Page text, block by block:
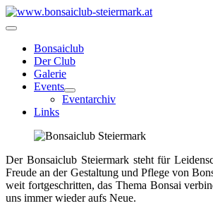
Bonsaiclub
Der Club
Galerie
Events
Eventarchiv
Links
Der Bonsaiclub Steiermark steht für
Freude an der Gestaltung und Pflege von
weit fortgeschritten, das Thema Bonsai
uns immer wieder aufs Neue.